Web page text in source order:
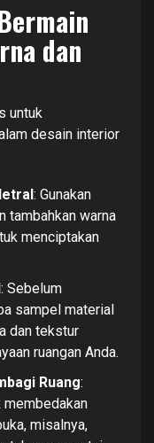
dan
untuk
desain interior
: Gunakan
tambahkan warna
menciptakan
: Sebelum
sampel material
dan tekstur
ruangan Anda.
Ruang:
membedakan
misalnya,